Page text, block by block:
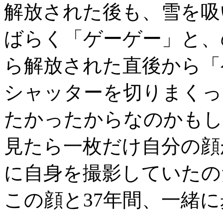
解放された後も、雪を
ばらく「ゲーゲー」と
ら解放された直後から
シャッターを切りまく
たかったからなのかも
見たら一枚だけ自分の
に自身を撮影していた
この顔と37年間、一緒